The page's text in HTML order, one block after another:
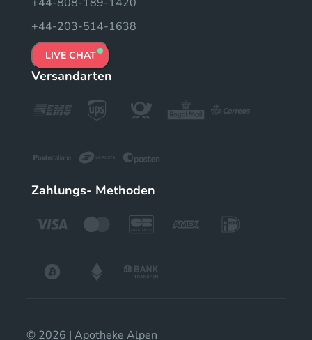
+44-203-514-1638
LIVE CHAT
Versandarten
Zahlungs- Methoden
© 2026 | Apotheke Alpen